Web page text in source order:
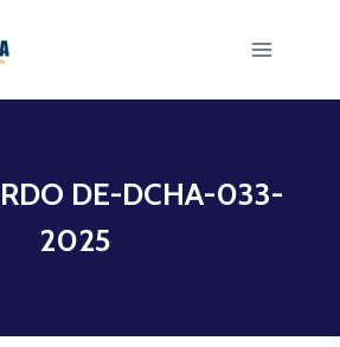
DE-DCHA-033-
2025